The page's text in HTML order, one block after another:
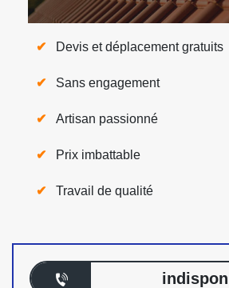
Devis et déplacement gratuits
Sans engagement
Artisan passionné
Prix imbattable
Travail de qualité